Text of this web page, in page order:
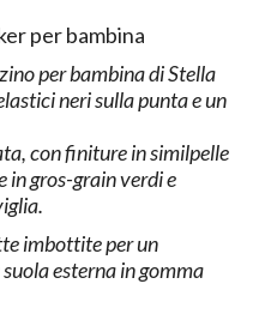
per bambina
per bambina di Stella
neri sulla punta e un
con finiture in similpelle
in gros-grain verdi e
imbottite per un
esterna in gomma